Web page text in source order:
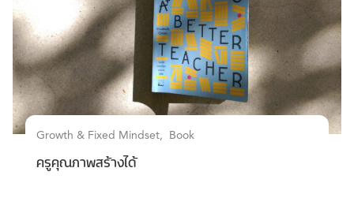
Growth & Fixed Mindset Book
ครูคุณภาพสร้างได้